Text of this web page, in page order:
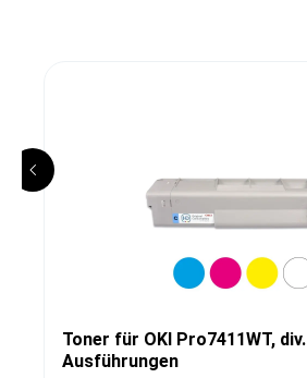
Toner für OKI Pro7411WT, div.
Ausführungen